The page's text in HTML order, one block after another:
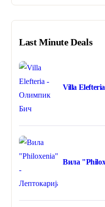
Last Minute Deals
Villa
Вила